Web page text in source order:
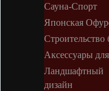
Сауна-Спорт
Японская
Строительство
Аксессуары
Ландшафтный
дизайн